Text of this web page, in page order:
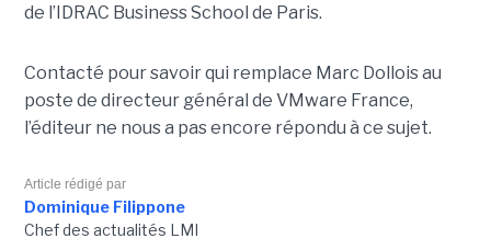
de l’IDRAC Business School de Paris.
Contacté pour savoir qui remplace Marc Dollois au
poste de directeur général de VMware France,
l’éditeur ne nous a pas encore répondu à ce sujet.
Article rédigé par
Dominique Filippone
Chef des actualités LMI